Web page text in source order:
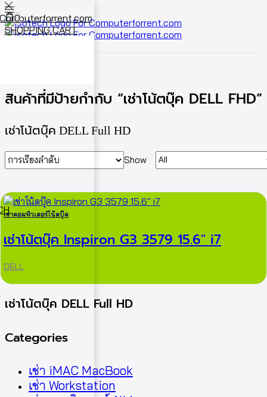
0
SHOPPING CART
สินค้าที่มีป้ายกำกับ “เช่าโน้ตบุ๊ค DELL FHD”
เช่าโน้ตบุ๊ค DELL Full HD
Show
เช่าคอมพิวเตอร์โน้ตบุ๊ค
เช่าโน้ตบุ๊ค Inspiron G3 3579 15.6″ i7
DELL
เช่าโน้ตบุ๊ค DELL Full HD
Categories
เช่า iMAC MacBook
เช่า Workstation